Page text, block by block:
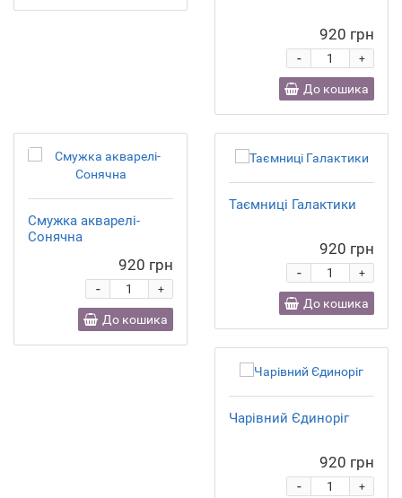
920 грн
+
-
До кошика
Смужка акварелі-
Сонячна
920 грн
+
-
До кошика
Таємниці Галактики
920 грн
+
-
До кошика
Чарівний Єдиноріг
920 грн
+
-